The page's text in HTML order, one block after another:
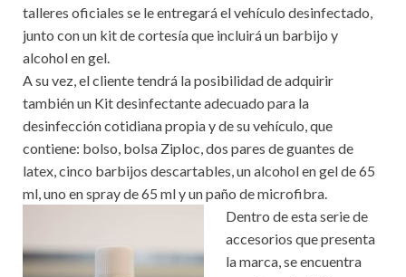
talleres oficiales se le entregará el vehículo desinfectado,
junto con un kit de cortesía que incluirá un barbijo y
alcohol en gel.
A su vez, el cliente tendrá la posibilidad de adquirir
también un Kit desinfectante adecuado para la
desinfección cotidiana propia y de su vehículo, que
contiene: bolso, bolsa Ziploc, dos pares de guantes de
latex, cinco barbijos descartables, un alcohol en gel de 65
ml, uno en spray de 65 ml y un paño de microfibra.
Dentro de esta serie de
accesorios que presenta
la marca, se encuentra